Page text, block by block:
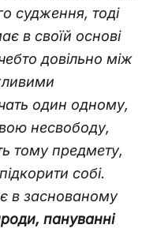
судження, тоді
в своїй основі
довільно між
один одному,
несвободу,
тому предмету,
собі.
в заснованому
пануванні